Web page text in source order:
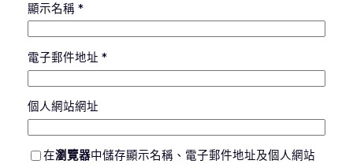
顯示名稱 *
電子郵件地址 *
個人網站網址
在瀏覽器中儲存顯示名稱、電子郵件地址及個人網站